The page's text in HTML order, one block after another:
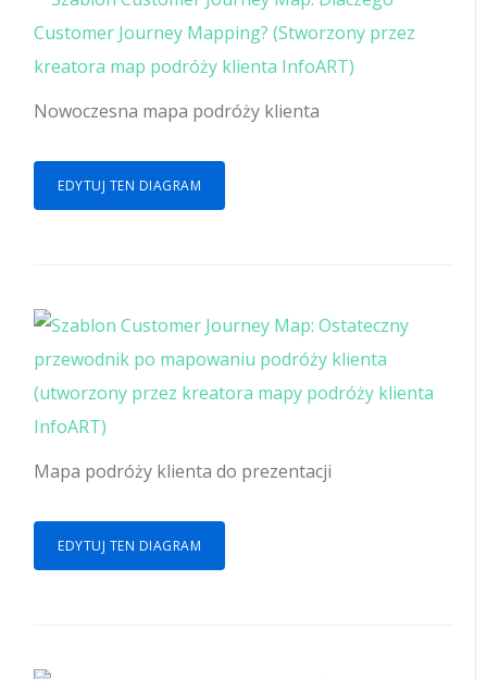
Nowoczesna mapa podróży klienta
EDYTUJ TEN DIAGRAM
Mapa podróży klienta do prezentacji
EDYTUJ TEN DIAGRAM